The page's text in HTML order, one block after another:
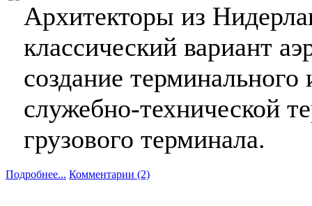
Архитекторы из
классический вариант
создание
служебно-технической
грузового терминала.
Подробнее... Комментарии (2)